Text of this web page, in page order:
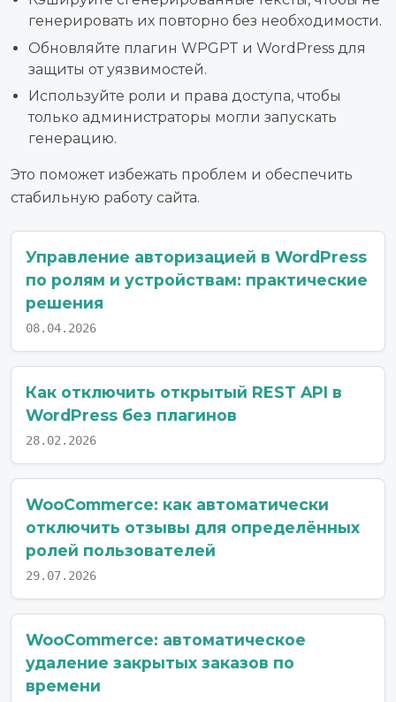
генерировать их повторно без необходимости.
Обновляйте плагин WPGPT и WordPress для
защиты от уязвимостей.
Используйте роли и права доступа, чтобы
только администраторы могли запускать
генерацию.
Это поможет избежать проблем и обеспечить
стабильную работу сайта.
Управление авторизацией в WordPress
по ролям и устройствам: практические
решения
08.04.2026
Как отключить открытый REST API в
WordPress без плагинов
28.02.2026
WooCommerce: как автоматически
отключить отзывы для определённых
ролей пользователей
29.07.2026
WooCommerce: автоматическое
удаление закрытых заказов по
времени